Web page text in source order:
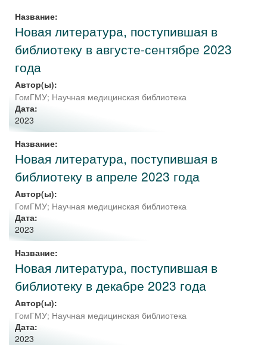
Название:
Новая литература, поступившая в
библиотеку в августе-сентябре 2023
года
Автор(ы):
ГомГМУ; Научная медицинская библиотека
Дата:
2023
Название:
Новая литература, поступившая в
библиотеку в апреле 2023 года
Автор(ы):
ГомГМУ; Научная медицинская библиотека
Дата:
2023
Название:
Новая литература, поступившая в
библиотеку в декабре 2023 года
Автор(ы):
ГомГМУ; Научная медицинская библиотека
Дата:
2023